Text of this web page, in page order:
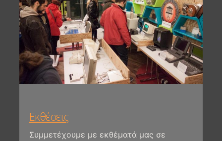
Εκθέσεις
Συμμετέχουμε με εκθέματά μας σε